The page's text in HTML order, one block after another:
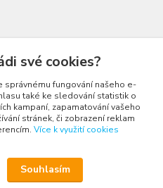
cookies.
své cookies?
správnému fungování našeho e-
také ke sledování statistik o
kampaní, zapamatování vašeho
stránek, či zobrazení reklam
Více k využití cookies
Souhlasím